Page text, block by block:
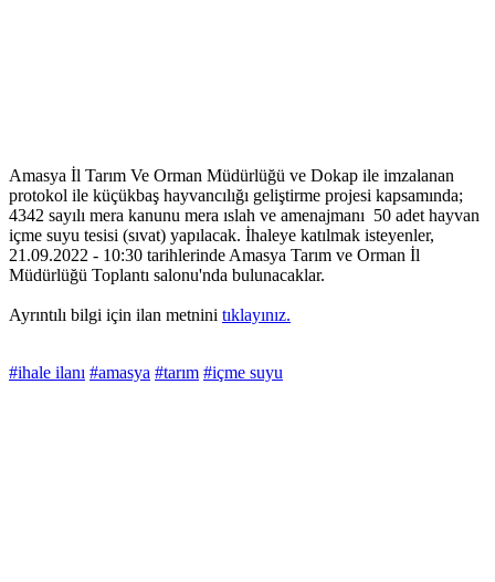
Amasya İl Tarım Ve Orman Müdürlüğü ve Dokap ile imzalanan
protokol ile küçükbaş hayvancılığı geliştirme projesi kapsamında;
4342 sayılı mera kanunu mera ıslah ve amenajmanı 50 adet hayvan
içme suyu tesisi (sıvat) yapılacak. İhaleye katılmak isteyenler,
21.09.2022 - 10:30 tarihlerinde Amasya Tarım ve Orman İl
Müdürlüğü Toplantı salonu'nda bulunacaklar.
Ayrıntılı bilgi için ilan metnini tıklayınız.
#ihale ilanı #amasya #tarım #içme suyu